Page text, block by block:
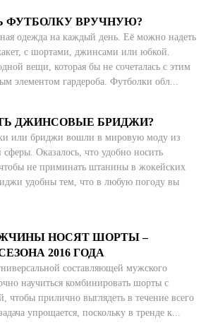
(3)
округ (3)
ФУТБОЛКУ ВРУЧНУЮ?
одежда на каждый день. Её можно надеть
с шортами, джинсами или юбкой.
вещи, которая бы не сочеталась с этим
элементом гардероба. Футболки обл...
ДЖИНСОВЫЕ БРИДЖИ?
или бриджи вошли в мировую моду из
Оказалось, что удобно носить
не приминать штанины в жокейских
удобны тем, что в любую погоду вы
НОСЯТ ШОРТЫ –
2016 ГОДА
составляющей мужского
научиться комбинировать шорты с
чтобы прилично выглядеть в течение всего
упрощается, поскольку в тренде к...